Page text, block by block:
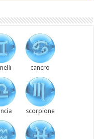
cancro
scorpione